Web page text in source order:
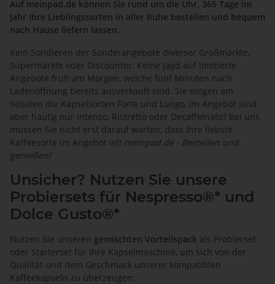
Auf meinpad.de können Sie rund um die Uhr, 365 Tage im
Jahr Ihre Lieblingssorten in aller Ruhe bestellen und bequem
nach Hause liefern lassen.
Kein Sondieren der Sonderangebote diverser Großmärkte,
Supermärkte oder Discounter. Keine Jagd auf limitierte
Angebote früh am Morgen, welche fünf Minuten nach
Ladenöffnung bereits ausverkauft sind. Sie mögen am
liebsten die Kapselsorten Forte und Lungo, im Angebot sind
aber häufig nur Intenso, Ristretto oder Decaffeinato? Bei uns
müssen Sie nicht erst darauf warten, dass Ihre liebste
Kaffeesorte im Angebot ist! meinpad.de - Bestellen und
genießen!
Unsicher? Nutzen Sie unsere
Probiersets für Nespresso®* und
Dolce Gusto®*
Nutzen Sie unseren gemischten Vorteilspack als Probierset
oder Starterset für Ihre Kapselmaschine, um sich von der
Qualität und dem Geschmack unserer kompatiblen
Kaffeekapseln zu überzeugen: